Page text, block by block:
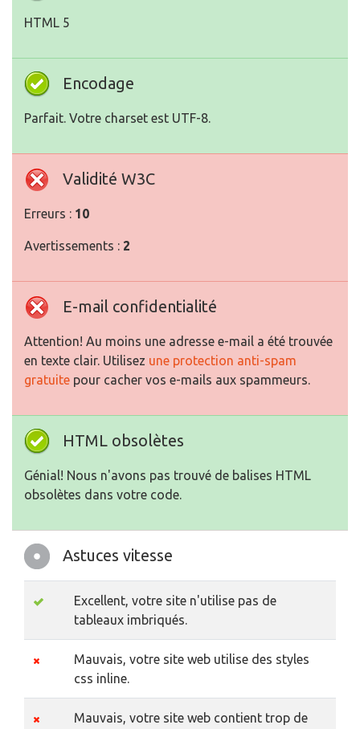
HTML 5
Encodage
Parfait. Votre charset est UTF-8.
Validité W3C
Erreurs : 10
Avertissements : 2
E-mail confidentialité
Attention! Au moins une adresse e-mail a été trouvée
en texte clair. Utilisez une protection anti-spam
gratuite pour cacher vos e-mails aux spammeurs.
HTML obsolètes
Génial! Nous n'avons pas trouvé de balises HTML
obsolètes dans votre code.
Astuces vitesse
Excellent, votre site n'utilise pas de
tableaux imbriqués.
Mauvais, votre site web utilise des styles
css inline.
Mauvais, votre site web contient trop de